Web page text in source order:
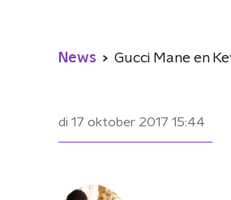
News Gucci Mane en
di 17 oktober 2017 15:44